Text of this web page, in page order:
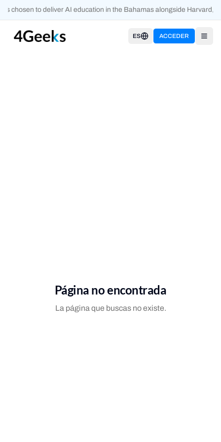
chosen to deliver AI education in the Bahamas alongside Harvard,
ES ACCEDER
Página no encontrada
La página que buscas no existe.